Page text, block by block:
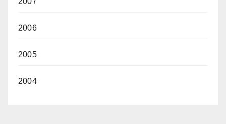
2006
2005
2004